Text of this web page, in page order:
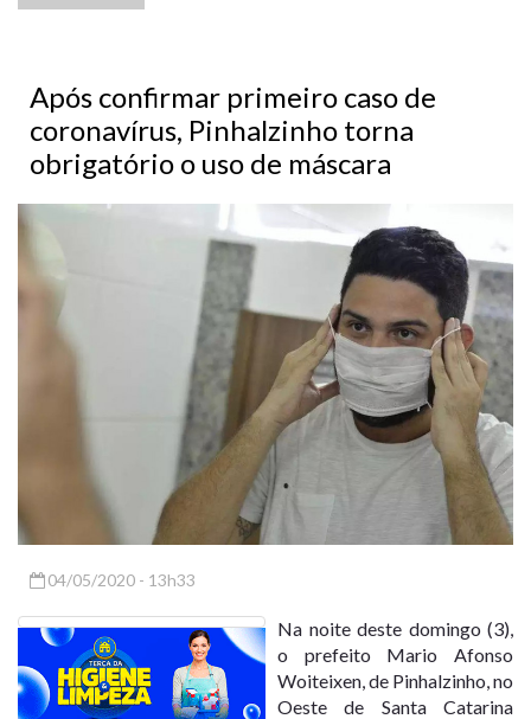
Após confirmar primeiro caso de
coronavírus, Pinhalzinho torna
obrigatório o uso de máscara
04/05/2020 - 13h33
Na noite deste domingo (3),
o prefeito Mario Afonso
Woiteixen, de Pinhalzinho, no
Oeste de Santa Catarina